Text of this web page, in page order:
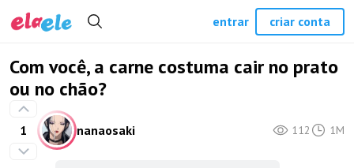
Com você, a carne costuma cair no prato
ou no chão?
1 nanaosaki 112 1M
entrar criar conta